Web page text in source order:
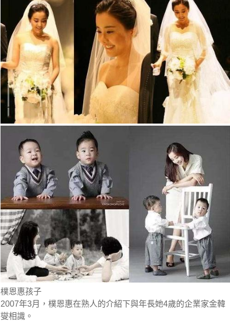
樸恩惠孩子
2007年3月，樸恩惠在熟人的介紹下與年長她4歲的企業家金韓
燮相識。